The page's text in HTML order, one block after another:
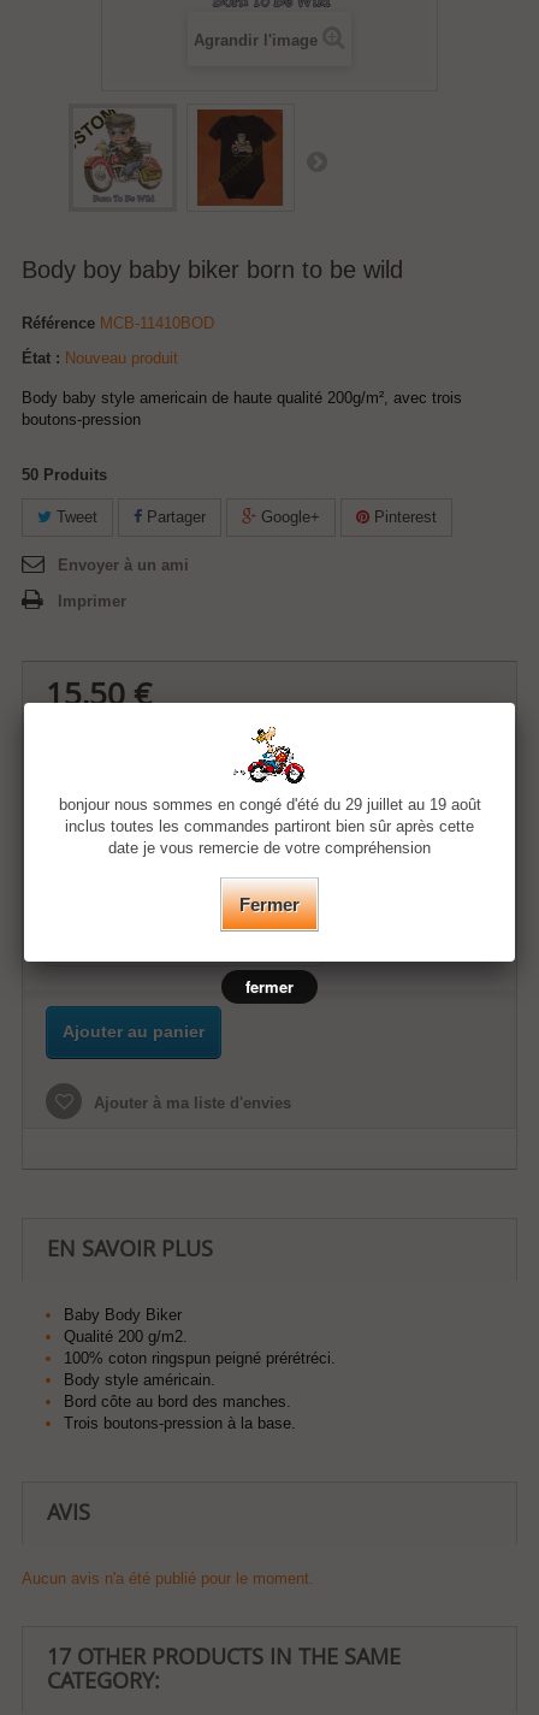
Agrandir l'image
Body boy baby biker born to be wild
Référence MCB-11410BOD
État : Nouveau produit
Body baby style americain de haute qualité 200g/m², avec trois
boutons-pression
50 Produits
Tweet Partager Google+ Pinterest
Envoyer à un ami
Imprimer
15,50 €
Ajouter au panier
Ajouter à ma liste d'envies
EN SAVOIR PLUS
Baby Body Biker
Qualité 200 g/m2.
100% coton ringspun peigné prérétréci.
Body style américain.
Bord côte au bord des manches.
Trois boutons-pression à la base.
AVIS
Aucun avis n'a été publié pour le moment.
17 OTHER PRODUCTS IN THE SAME
CATEGORY:
bonjour nous sommes en congé d'été du 29 juillet au 19 août
inclus toutes les commandes partiront bien sûr après cette
date je vous remercie de votre compréhension
Fermer
fermer